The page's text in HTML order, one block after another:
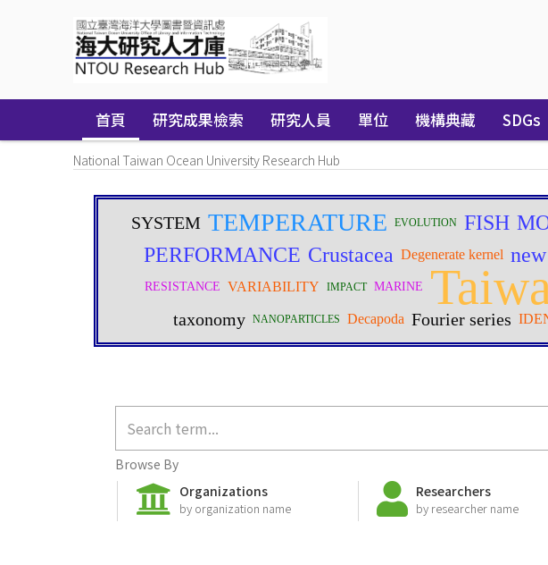
首頁 研究成果檢索 研究人員 單位 機構典藏 SDGs
National Taiwan Ocean University Research Hub
Browse By
Organizations
by organization name
Researchers
by researcher name